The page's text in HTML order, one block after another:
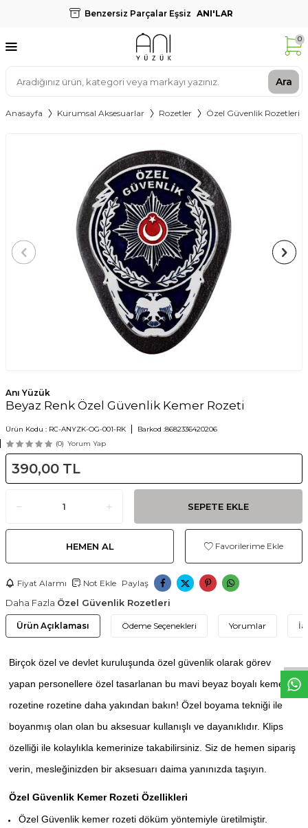
WhtsappDeseHatt
Benzersiz Parçalar Eşsiz ANI'LAR
Ara
0
Anasayfa Kurumsal Aksesuarlar Rozetler Özel Güvenlik Rozetleri
Anı Yüzük
Beyaz Renk Özel Güvenlik Kemer Rozeti
Ürün Kodu : RC-ANYZK-OG-001-RK Barkod :8682336420206
(0) Yorum Yap
390,00 TL
SEPETE EKLE
HEMEN AL Favorilerime Ekle
Fiyat Alarmı Not Ekle Paylaş
Daha Fazla Özel Güvenlik Rozetleri
Ürün Açıklaması Ödeme Seçenekleri Yorumlar
Birçok özel ve devlet kuruluşunda özel güvenlik olarak görev
yapan personellere özel tasarlanan bu mavi beyaz boyalı kemer
rozetine rozetine daha yakından bakın! Özel boyama tekniği ile
boyanmış olan olan bu aksesuar kullanışlı ve dayanıklıdır. Klips
özelliği ile kolaylıkla kemerinize takabilirsiniz. Siz de hemen sipariş
verin, mesleğinizden bir aksesuarı daima yanınızda taşıyın.
Özel Güvenlik Kemer Rozeti Özellikleri
Özel Güvenlik kemer rozeti döküm yöntemiyle üretilmiştir.